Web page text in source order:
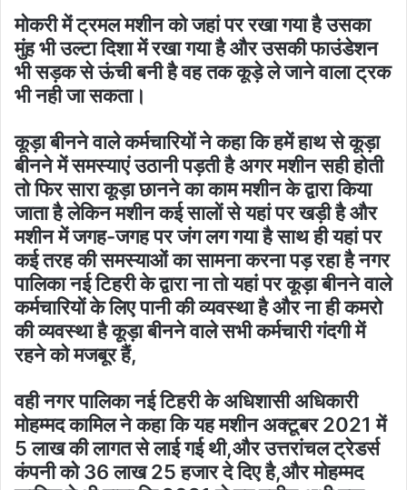
मोकरी में ट्रमल मशीन को जहां पर रखा गया है उसका
मुंह भी उल्टा दिशा में रखा गया है और उसकी फाउंडेशन
भी सड़क से ऊंची बनी है वह तक कूड़े ले जाने वाला ट्रक
भी नही जा सकता।
कूड़ा बीनने वाले कर्मचारियों ने कहा कि हमें हाथ से कूड़ा
बीनने में समस्याएं उठानी पड़ती है अगर मशीन सही होती
तो फिर सारा कूड़ा छानने का काम मशीन के द्वारा किया
जाता है लेकिन मशीन कई सालों से यहां पर खड़ी है और
मशीन में जगह-जगह पर जंग लग गया है साथ ही यहां पर
कई तरह की समस्याओं का सामना करना पड़ रहा है नगर
पालिका नई टिहरी के द्वारा ना तो यहां पर कूड़ा बीनने वाले
कर्मचारियों के लिए पानी की व्यवस्था है और ना ही कमरो
की व्यवस्था है कूड़ा बीनने वाले सभी कर्मचारी गंदगी में
रहने को मजबूर हैं,
वही नगर पालिका नई टिहरी के अधिशासी अधिकारी
मोहम्मद कामिल ने कहा कि यह मशीन अक्टूबर 2021 में
5 लाख की लागत से लाई गई थी,और उत्तरांचल ट्रेडर्स
कंपनी को 36 लाख 25 हजार दे दिए है,और मोहम्मद